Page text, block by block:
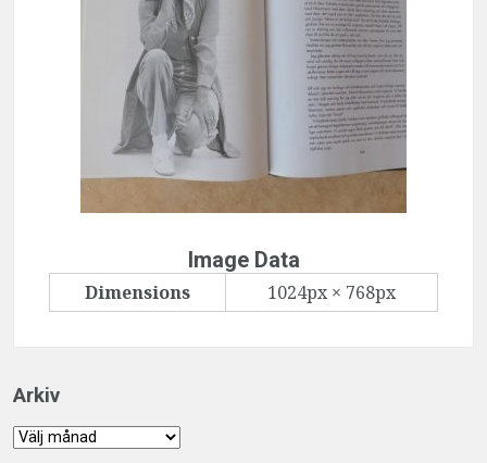
Image Data
Dimensions 1024px × 768px
Arkiv
Arkiv